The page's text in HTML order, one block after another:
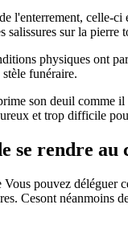
l'enterrement, celle-
sur la pierre
physiques ont
funéraire.
son deuil comme
et trop difficile
se rendre
pouvez déléguer
Cesont néanmoins